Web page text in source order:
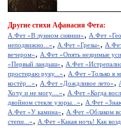
Другие стихи Афанасия Фета:
А.Фет «В лунном сиянии», А.Фет
неподвижно...», А.Фет «Грезы»,
вечером», А.Фет «Опять незримые
«Первый ландыш», А.Фет
простираю руку...», А.Фет «Только в
костёр...», А.Фет «Дождливое лето»,
Хочу и не могу....», А.Фет «Когда
двойном стекле узоры...», А.Фет
А.Фет «У камина», А.Фет «Облаком
степи...», А.Фет «Какая ночь! Как